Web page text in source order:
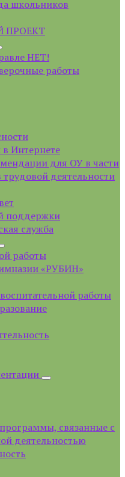
школьников
ПРОЕКТ
НЕТ!
работы
в Интернете
для ОУ в части
деятельности
поддержки
служба
работы
«РУБИН»
работы
связанные с
деятельностью